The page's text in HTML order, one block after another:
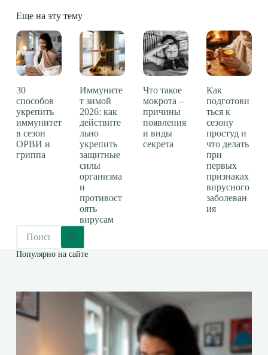
Еще на эту тему
30
способов
укрепить
иммунитет
в сезон
ОРВИ и
гриппа
Иммуните
т зимой
2026: как
действите
льно
укрепить
защитные
силы
организма
и
противост
оять
вирусам
Что такое
мокрота –
причины
появления
и виды
секрета
Как
подготови
ться к
сезону
простуд и
что делать
при
первых
признаках
вирусного
заболеван
ия
Популярно на сайте